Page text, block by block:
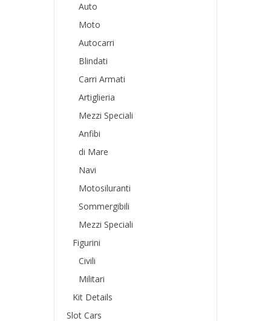
Auto
Moto
Autocarri
Blindati
Carri Armati
Artiglieria
Mezzi Speciali
Anfibi
di Mare
Navi
Motosiluranti
Sommergibili
Mezzi Speciali
Figurini
Civili
Militari
Kit Details
Slot Cars